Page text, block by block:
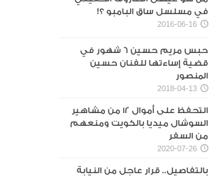
في مسلسل ساق البامبو ؟!
2016-06-16
حبس مريم حسين 6 شهور في
قضية إساءتها للفنان حسين
المنصور‎
2018-04-13
التحفظ على أموال 12 من مشاهير
السوشال ميديا بالكويت ومنعهم
من السفر
2020-07-26
بالتفاصيل.. قرار عاجل من النيابة